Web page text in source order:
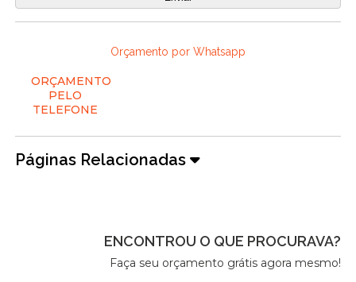
Orçamento por Whatsapp
ORÇAMENTO
PELO
TELEFONE
Páginas Relacionadas
ENCONTROU O QUE PROCURAVA?
Faça seu orçamento grátis agora mesmo!